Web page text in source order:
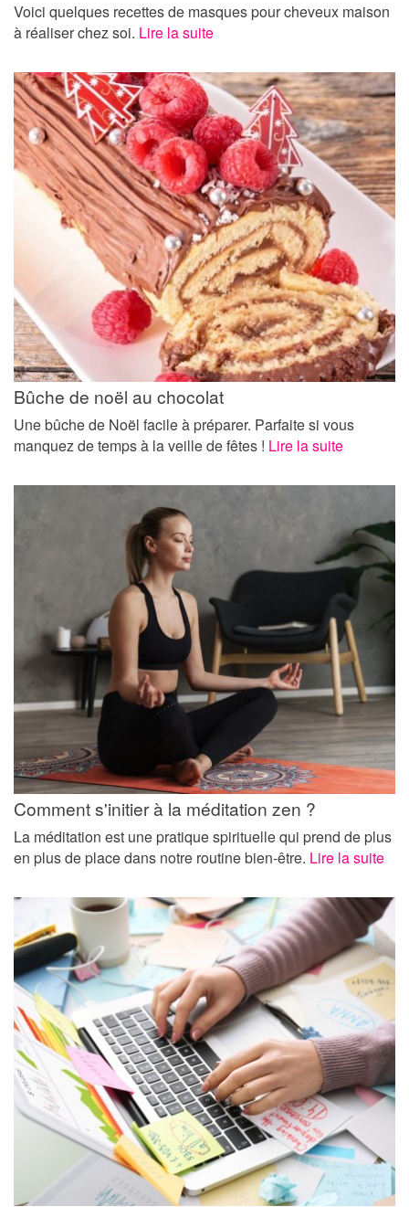
Voici quelques recettes de masques pour cheveux maison
à réaliser chez soi. Lire la suite
Bûche de noël au chocolat
Une bûche de Noël facile à préparer. Parfaite si vous
manquez de temps à la veille de fêtes ! Lire la suite
Comment s'initier à la méditation zen ?
La méditation est une pratique spirituelle qui prend de plus
en plus de place dans notre routine bien-être. Lire la suite